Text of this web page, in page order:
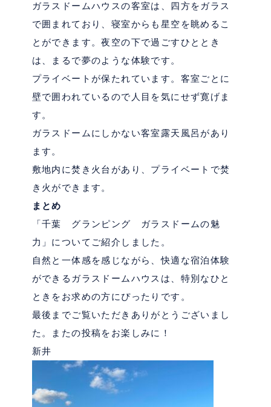
ガラスドームハウスの客室は、四方をガラス
で囲まれており、寝室からも星空を眺めるこ
とができます。夜空の下で過ごすひととき
は、まるで夢のような体験です。
プライベートが保たれています。客室ごとに
壁で囲われているので人目を気にせず寛げま
す。
ガラスドームにしかない客室露天風呂があり
ます。
敷地内に焚き火台があり、プライベートで焚
き火ができます。
まとめ
「千葉 グランピング ガラスドームの魅
力」についてご紹介しました。
自然と一体感を感じながら、快適な宿泊体験
ができるガラスドームハウスは、特別なひと
ときをお求めの方にぴったりです。
最後までご覧いただきありがとうございまし
た。またの投稿をお楽しみに！
新井